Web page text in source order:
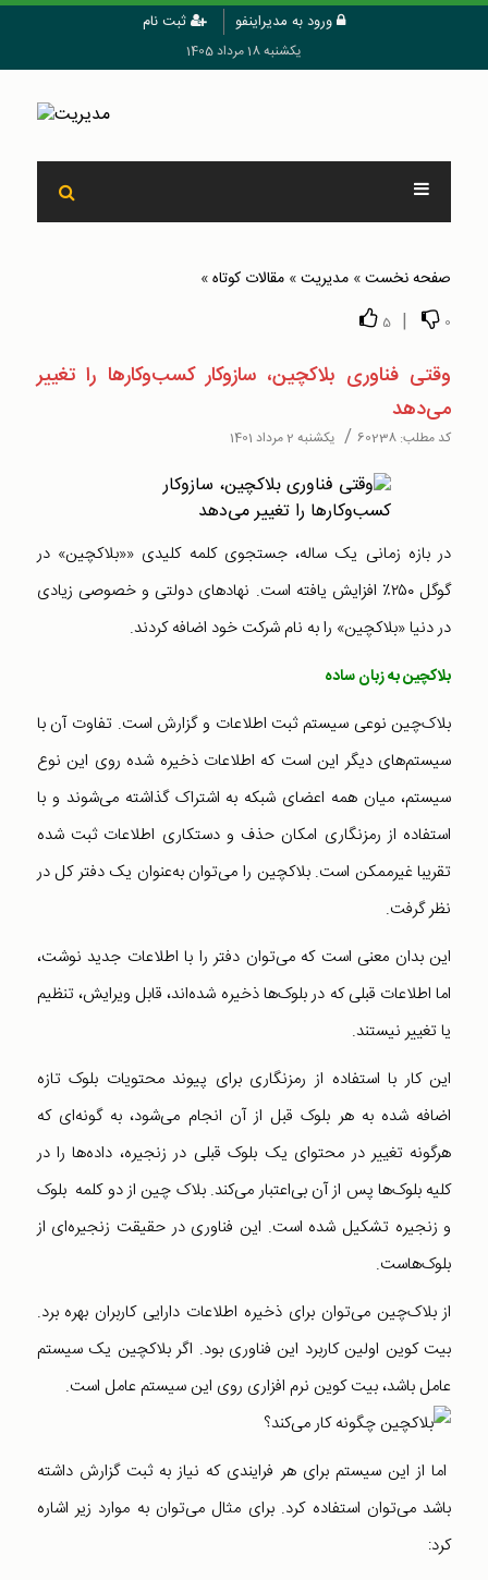
ورود به مدیراینفو ثبت نام
یکشنبه 18 مرداد 1405
صفحه نخست» مدیریت» مقالات کوتاه»
0
|
5
وقتی فناوری بلاکچین، سازوکار کسب‌وکارها را تغییر
می‌دهد
کد مطلب: 60238
/ یکشنبه 2 مرداد 1401
در بازه زمانی یک ساله، جستجوی کلمه کلیدی ««بلاکچین» در
گوگل ۲۵۰٪ افزایش یافته است. نهادهای دولتی و خصوصی زیادی
در دنیا «بلاکچین» را به نام شرکت خود اضافه کردند.
بلاکچین به زبان ساده
بلاک‌چین نوعی سیستم ثبت اطلاعات و گزارش است. تفاوت آن با
سیستم‌های دیگر این است که اطلاعات ذخیره شده روی این نوع
سیستم، میان همه اعضای شبکه به اشتراک گذاشته می‌شوند و با
استفاده از رمزنگاری امکان حذف و دستکاری اطلاعات ثبت شده
تقریبا غیرممکن است. بلاکچین را می‌توان به‌عنوان یک دفتر کل در
نظر گرفت.
این بدان معنی است که می‌توان دفتر را با اطلاعات جدید نوشت‌،
اما اطلاعات قبلی‌ که در بلوک‌ها ذخیره شده‌اند‌، قابل ویرایش‌، تنظیم
یا تغییر نیستند.
این کار با استفاده از رمزنگاری برای پیوند محتویات بلوک تازه
اضافه شده به هر بلوک قبل از آن انجام می‌شود، به گونه‌ای که
هرگونه تغییر در محتوای یک بلوک قبلی در زنجیره، داده‌ها را در
کلیه بلوک‌ها پس از آن بی‌اعتبار می‌کند. بلاک چین از دو کلمه بلوک
و زنجیره تشکیل شده است. این فناوری در حقیقت زنجیره‌ای از
بلوک‌هاست.
از بلاک‌چین می‌توان برای ذخیره اطلاعات دارایی کاربران بهره برد.
بیت کوین اولین کاربرد این فناوری بود. اگر بلاکچین یک سیستم
عامل باشد، بیت کوین نرم افزاری روی این سیستم عامل است.
اما از این سیستم برای هر فرایندی که نیاز به ثبت گزارش داشته
باشد می‌توان استفاده کرد. برای مثال می‌توان به موارد زیر اشاره
کرد: